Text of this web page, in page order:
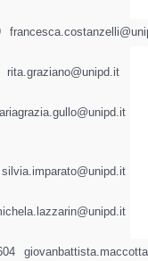
rita.graziano@unipd.it
silvia.imparato@unipd.it